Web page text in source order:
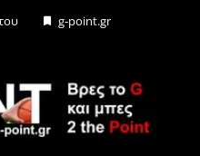
g-point.gr